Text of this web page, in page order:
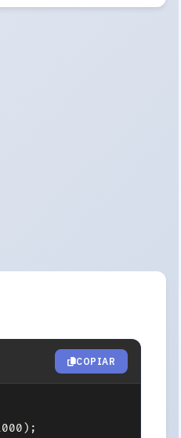
COPIAR